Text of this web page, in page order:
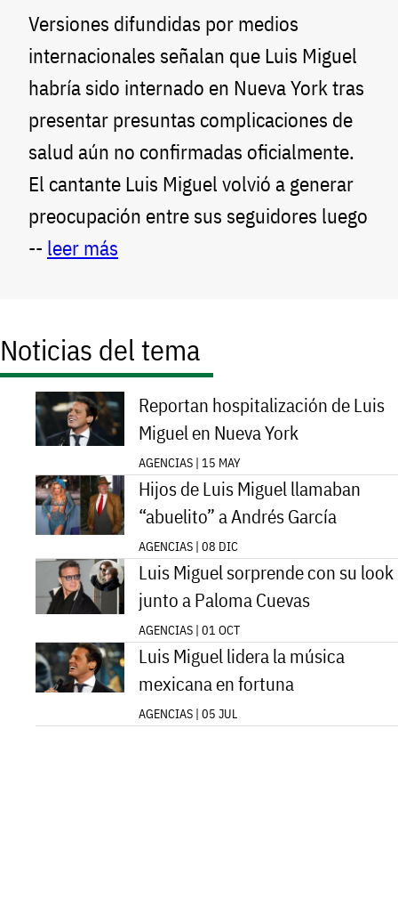
Versiones difundidas por medios
internacionales señalan que Luis Miguel
habría sido internado en Nueva York tras
presentar presuntas complicaciones de
salud aún no confirmadas oficialmente.
El cantante Luis Miguel volvió a generar
preocupación entre sus seguidores luego
-- leer más
Noticias del tema
Reportan hospitalización de Luis
Miguel en Nueva York
AGENCIAS | 15 MAY
Hijos de Luis Miguel llamaban
“abuelito” a Andrés García
AGENCIAS | 08 DIC
Luis Miguel sorprende con su look
junto a Paloma Cuevas
AGENCIAS | 01 OCT
Luis Miguel lidera la música
mexicana en fortuna
AGENCIAS | 05 JUL